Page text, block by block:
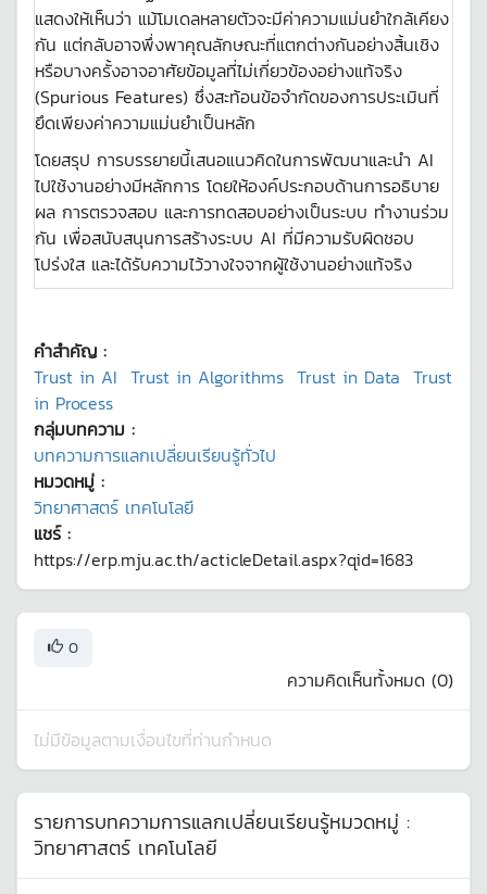
แสดงให้เห็นว่า แม้โมเดลหลายตัวจะมีค่าความแม่นยำใกล้เคียง
กัน แต่กลับอาจพึ่งพาคุณลักษณะที่แตกต่างกันอย่างสิ้นเชิง
หรือบางครั้งอาจอาศัยข้อมูลที่ไม่เกี่ยวข้องอย่างแท้จริง
(Spurious Features) ซึ่งสะท้อนข้อจำกัดของการประเมินที่
ยึดเพียงค่าความแม่นยำเป็นหลัก
โดยสรุป การบรรยายนี้เสนอแนวคิดในการพัฒนาและนำ AI
ไปใช้งานอย่างมีหลักการ โดยให้องค์ประกอบด้านการอธิบาย
ผล การตรวจสอบ และการทดสอบอย่างเป็นระบบ ทำงานร่วม
กัน เพื่อสนับสนุนการสร้างระบบ AI ที่มีความรับผิดชอบ
โปร่งใส และได้รับความไว้วางใจจากผู้ใช้งานอย่างแท้จริง
คำสำคัญ :
Trust in AI Trust in Algorithms Trust in Data Trust
in Process
กลุ่มบทความ :
บทความการแลกเปลี่ยนเรียนรู้ทั่วไป
หมวดหมู่ :
วิทยาศาสตร์ เทคโนโลยี
แชร์ :
https://erp.mju.ac.th/acticleDetail.aspx?qid=1683
0
ความคิดเห็นทั้งหมด (0)
ไม่มีข้อมูลตามเงื่อนไขที่ท่านกำหนด
รายการบทความการแลกเปลี่ยนเรียนรู้หมวดหมู่ :
วิทยาศาสตร์ เทคโนโลยี